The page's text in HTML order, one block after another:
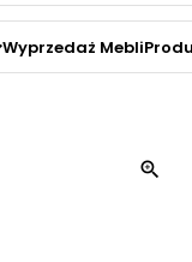
Wyprzedaż Mebli
zoom_in